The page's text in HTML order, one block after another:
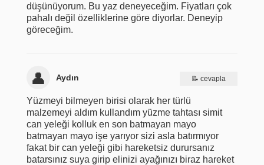
düşünüyorum. Bu yaz deneyeceğim. Fiyatları çok
pahalı değil özelliklerine göre diyorlar. Deneyip
göreceğim.
Aydın
Yüzmeyi bilmeyen birisi olarak her türlü
malzemeyi aldım kullandım yüzme tahtası simit
can yeleği kolluk en son batmayan mayo
batmayan mayo işe yarıyor sizi asla batırmıyor
fakat bir can yeleği gibi hareketsiz durursanız
batarsınız suya girip elinizi ayağınızı biraz hareket
cevapla